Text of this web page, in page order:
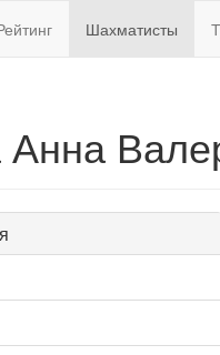
Шахматисты
Анна